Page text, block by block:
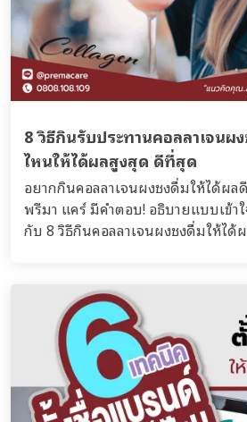
8 วิธีกินรับประทานคอลลาเจนผ
ไหนให้ได้ผลสูงสุด ดีที่สุด
อยากกินคอลลาเจนผงชงดื่มให้ได้ผล
พรีมา แคร์ มีคำตอบ! อธิบายแบบเข้
กับ 8 วิธีกินคอลลาเจนผงชงดื่มให้ได้